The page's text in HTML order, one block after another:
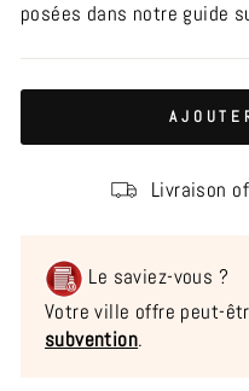
posées dans notre guide
Livraison
Le saviez-vous ?
Votre ville offre peut-
subvention.